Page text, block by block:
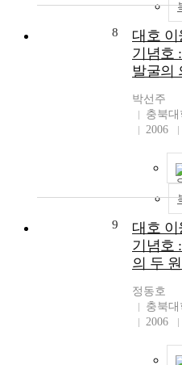
8
대호
기념호
발굴의
박선주
충북
2006
9
대호
기념호
의 두
정동호
충북
2006